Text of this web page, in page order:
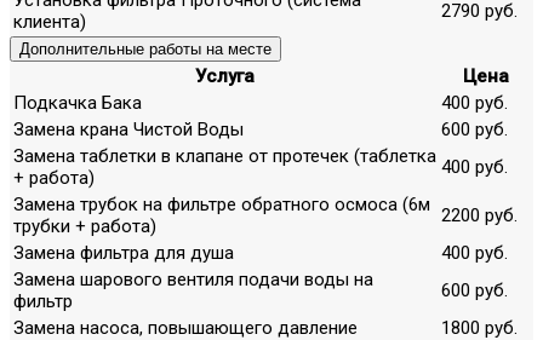
клиента)
2790 руб.
Дополнительные работы на месте
Услуга
Цена
Подкачка Бака
400 руб.
Замена крана Чистой Воды
600 руб.
Замена таблетки в клапане от протечек (таблетка
+ работа)
400 руб.
Замена трубок на фильтре обратного осмоса (6м
трубки + работа)
2200 руб.
Замена фильтра для душа
400 руб.
Замена шарового вентиля подачи воды на
фильтр
600 руб.
Замена насоса, повышающего давление
1800 руб.